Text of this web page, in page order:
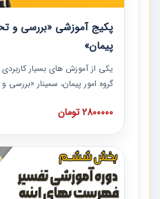
پکیج آموزشی «بررسی و
پیمان»
یکی از آموزش‏‏‏‏‏‏ های بسیار
گروه امور پیمان، سمینار
است که در دانشگاه صنعتی
نکات کلیدی مربوط به اسناد و
پیمان به همراه تجربیات عملی
2800000 تومان